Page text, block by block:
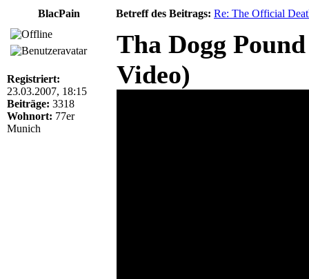
BlacPain
Betreff des Beitrags: Re: The Official
Registriert:
23.03.2007, 18:15
Beiträge: 3318
Wohnort: 77er
Munich
Tha Dogg
Video)